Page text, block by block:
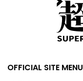
OFFICIAL SITE MENU